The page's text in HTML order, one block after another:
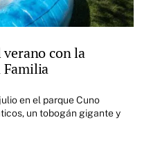
con la
Familia
en el parque Cuno
un tobogán gigante y